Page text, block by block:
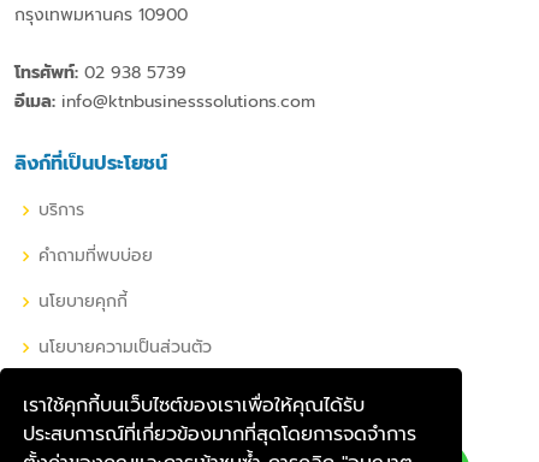
เราใช้คุกกี้บนเว็บไซต์ของเราเพื่อให้คุณได้รับ
ประสบการณ์ที่เกี่ยวข้องมากที่สุดโดยการจดจำการ
กรุงเทพมหานคร 10900
โทรศัพท์: 02 938 5739
อีเมล: info@ktnbusinesssolutions.com
ลิงก์ที่เป็นประโยชน์
บริการ
คำถามที่พบบ่อย
นโยบายคุกกี้
นโยบายความเป็นส่วนตัว
เครือข่ายโซเชียลของเรา